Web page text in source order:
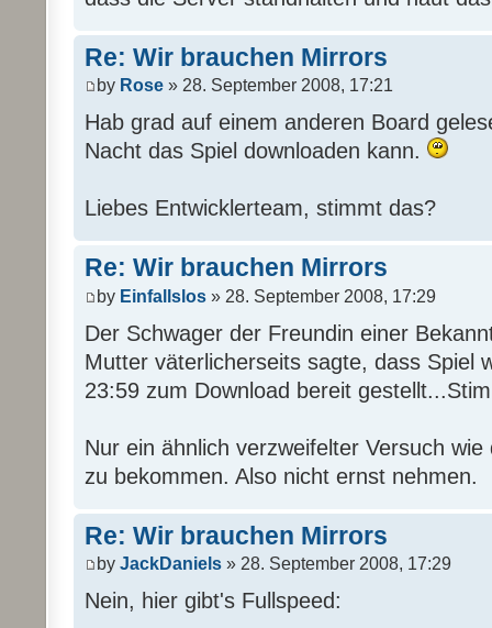
Re: Wir brauchen Mirrors
by Rose » 28. September 2008, 17:21
Hab grad auf einem anderen Board
Nacht das Spiel downloaden kann.
Liebes Entwicklerteam, stimmt das?
Re: Wir brauchen Mirrors
by Einfallslos » 28. September 2008, 17:29
Der Schwager der Freundin einer
Mutter väterlicherseits sagte, dass Spiel
23:59 zum Download bereit
Nur ein ähnlich verzweifelter Versuch
zu bekommen. Also nicht ernst nehmen.
Re: Wir brauchen Mirrors
by JackDaniels » 28. September 2008, 17:29
Nein, hier gibt's Fullspeed: